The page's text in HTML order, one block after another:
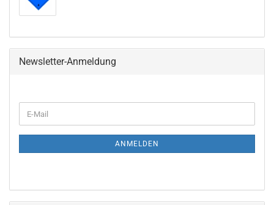
Newsletter-Anmeldung
ANMELDEN